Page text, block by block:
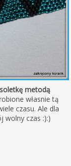
metodą
własnie tą
czasu. Ale dla
wolny czas :):)